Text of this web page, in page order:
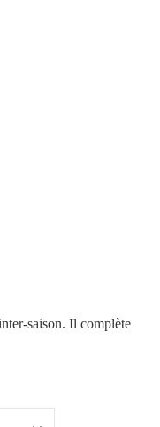
saison. Il complète